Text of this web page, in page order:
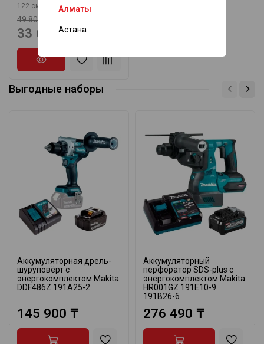
Алматы
Астана
122 см
49 800 ₸
33 660 ₸
Выгодные наборы
Аккумуляторная дрель-
шуруповёрт с
энергокомплектом Makita
DDF486Z 191A25-2
145 900 ₸
Аккумуляторный
перфоратор SDS-plus с
энергокомплектом Makita
HR001GZ 191E10-9
191B26-6
276 490 ₸